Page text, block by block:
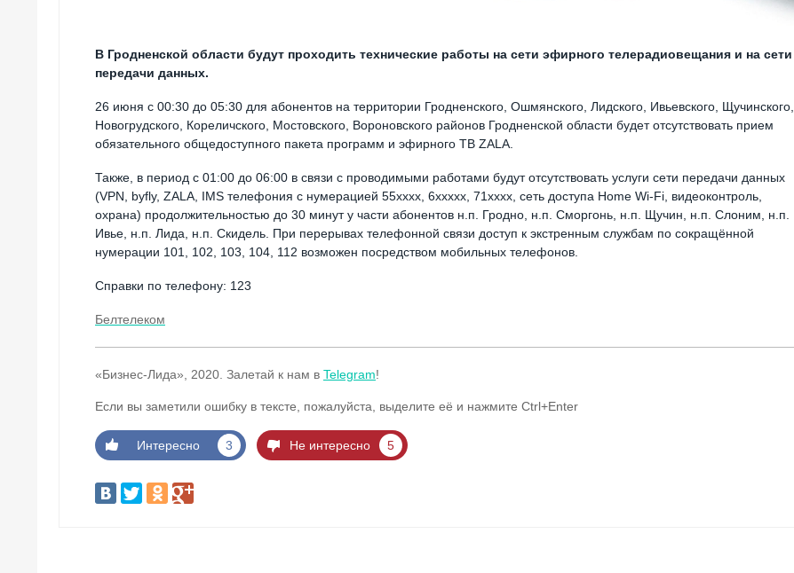
В Гродненской области будут проходить технические работы на сети эфирного телерадиовещания и на сети
передачи данных.
26 июня c 00:30 до 05:30 для абонентов на территории Гродненского, Ошмянского, Лидского, Ивьевского, Щучинского,
Новогрудского, Кореличского, Мостовского, Вороновского районов Гродненской области будет отсутствовать прием
обязательного общедоступного пакета программ и эфирного ТВ ZALA.
Также, в период с 01:00 до 06:00 в связи с проводимыми работами будут отсутствовать услуги сети передачи данных
(VPN, byfly, ZALA, IMS телефония с нумерацией 55хххх, 6ххххх, 71хххх, сеть доступа Home Wi-Fi, видеоконтроль,
охрана) продолжительностью до 30 минут у части абонентов н.п. Гродно, н.п. Сморгонь, н.п. Щучин, н.п. Слоним, н.п.
Ивье, н.п. Лида, н.п. Скидель. При перерывах телефонной связи доступ к экстренным службам по сокращённой
нумерации 101, 102, 103, 104, 112 возможен посредством мобильных телефонов.
Справки по телефону: 123
Белтелеком
«Бизнес-Лида», 2020. Залетай к нам в Telegram!
Если вы заметили ошибку в тексте, пожалуйста, выделите её и нажмите Ctrl+Enter
Интересно 3 Не интересно 5